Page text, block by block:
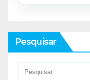
Pesquisar